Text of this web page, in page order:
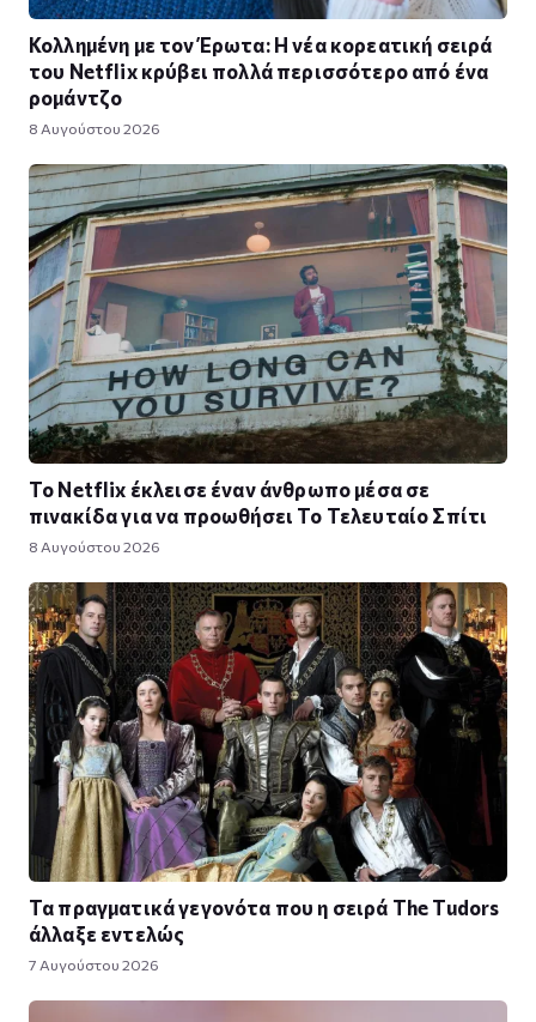
Κολλημένη με τον Έρωτα: Η νέα κορεατική σειρά
του Netflix κρύβει πολλά περισσότερο από ένα
ρομάντζο
8 Αυγούστου 2026
Το Netflix έκλεισε έναν άνθρωπο μέσα σε
πινακίδα για να προωθήσει Το Τελευταίο Σπίτι
8 Αυγούστου 2026
Τα πραγματικά γεγονότα που η σειρά The Tudors
άλλαξε εντελώς
7 Αυγούστου 2026